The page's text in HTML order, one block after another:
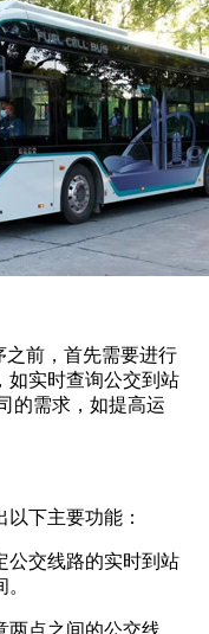
前，首先需要进行
如实时查询公交到站
的需求，如提高运
下主要功能：
交线路的实时到站
点之间的公交线